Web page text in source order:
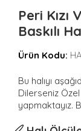
Peri
Baskılı
Ürün Kodu:
Bu halıyı
Dilerseniz
yapmaktayız.